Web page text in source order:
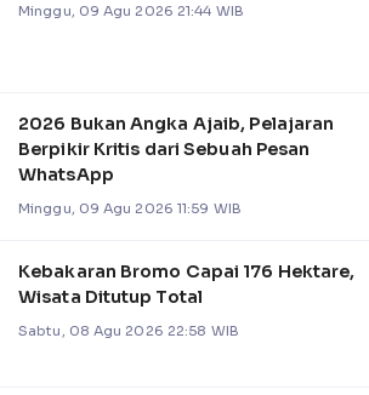
Minggu, 09 Agu 2026 21:44 WIB
2026 Bukan Angka Ajaib, Pelajaran
Berpikir Kritis dari Sebuah Pesan
WhatsApp
Minggu, 09 Agu 2026 11:59 WIB
Kebakaran Bromo Capai 176 Hektare,
Wisata Ditutup Total
Sabtu, 08 Agu 2026 22:58 WIB